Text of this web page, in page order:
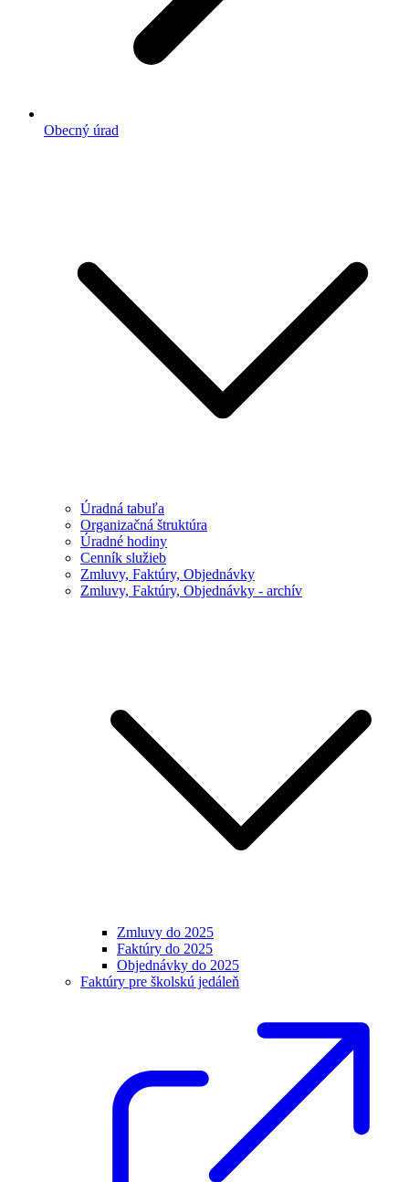
Obecný úrad
Úradná tabuľa
Organizačná štruktúra
Úradné hodiny
Cenník služieb
Zmluvy, Faktúry, Objednávky
Zmluvy, Faktúry, Objednávky - archív
Zmluvy do 2025
Faktúry do 2025
Objednávky do 2025
Faktúry pre školskú jedáleň